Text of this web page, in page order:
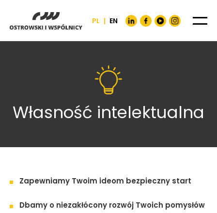
PL | EN
Własność intelektualna
Zapewniamy Twoim ideom bezpieczny start
Dbamy o niezakłócony rozwój Twoich pomysłów